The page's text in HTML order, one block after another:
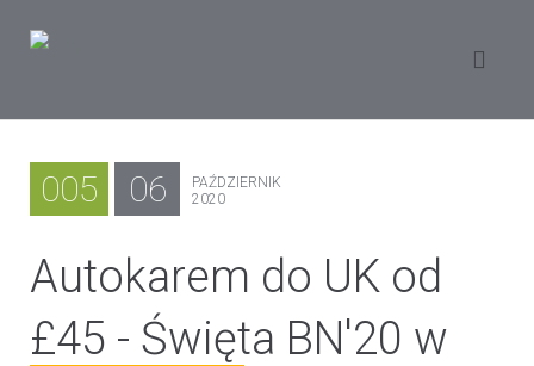
005 06
PAŹDZIERNIK
2020
Autokarem do UK od
£45 - Święta BN'20 w